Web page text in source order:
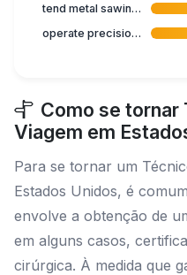
tend metal sawing machine
operate precision measuring equipment
Como se tornar
Viagem em
Para se tornar um
Estados Unidos, é
envolve a obtenção de
em alguns casos,
cirúrgica. À medida que